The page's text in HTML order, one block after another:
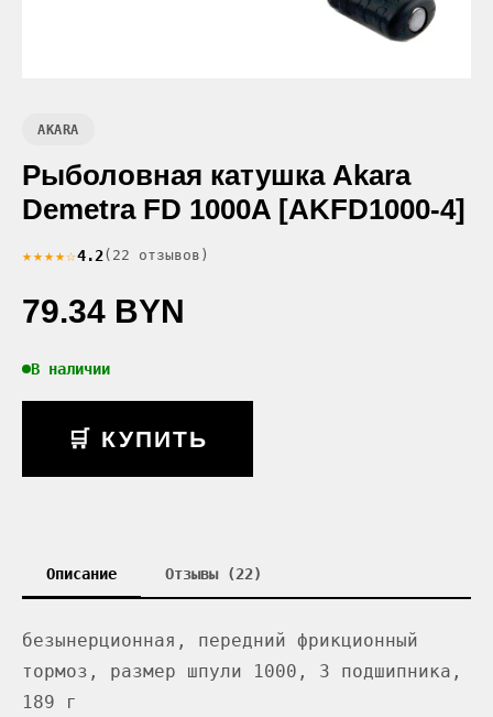
AKARA
Рыболовная катушка Akara
Demetra FD 1000A [AKFD1000-4]
★★★★☆4.2(22 отзывов)
79.34 BYN
В наличии
🛒 КУПИТЬ
Описание Отзывы (22)
безынерционная, передний фрикционный
тормоз, размер шпули 1000, 3 подшипника,
189 г